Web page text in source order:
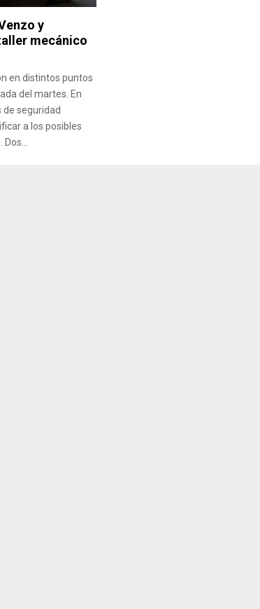
y
mecánico
en distintos puntos
del martes. En
seguridad
a los posibles